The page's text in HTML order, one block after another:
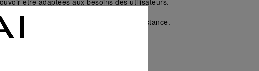
être adaptées aux besoins des utilisateurs.
transparente avec les technologies d'assistance.
inutile.